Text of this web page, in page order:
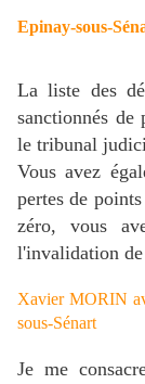
Epinay-sous-
La liste des
sanctionnés de
le tribunal
Vous avez
pertes de
zéro, vous
l'invalidation
Xavier MORIN
sous-Sénart
Je me